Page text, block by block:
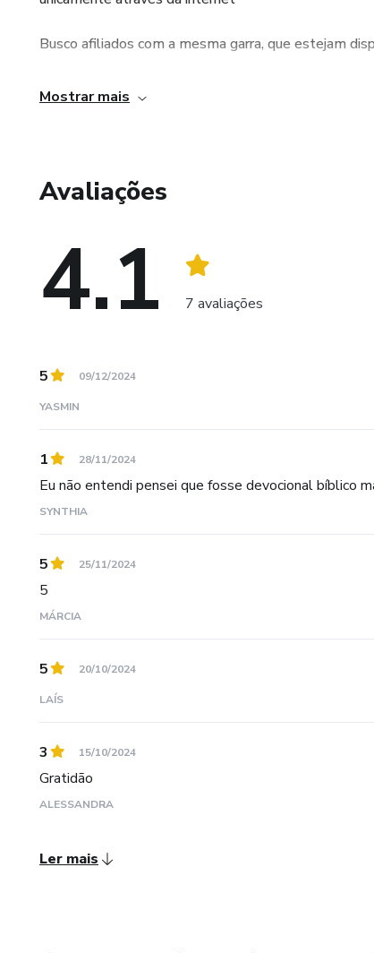
Busco afiliados com a mesma garra, que estejam
Lembre-se: somos capazes de conquistar tudo que
Mostrar mais
Avaliações
4.1 7 avaliações
5 09/12/2024
YASMIN
1 28/11/2024
Eu não entendi pensei que fosse devocional bíblico
SYNTHIA
5 25/11/2024
5
MÁRCIA
5 20/10/2024
LAÍS
3 15/10/2024
Gratidão
ALESSANDRA
Ler mais